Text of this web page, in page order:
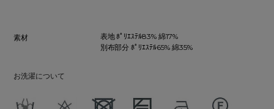
素材
表地 ﾎﾟﾘｴｽﾃﾙ83% 綿17%
別布部分 ﾎﾟﾘｴｽﾃﾙ65% 綿35%
お洗濯について